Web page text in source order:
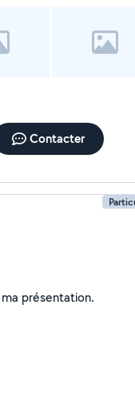
Contacter
Je n'ai pas encore renseigné ma présentation.